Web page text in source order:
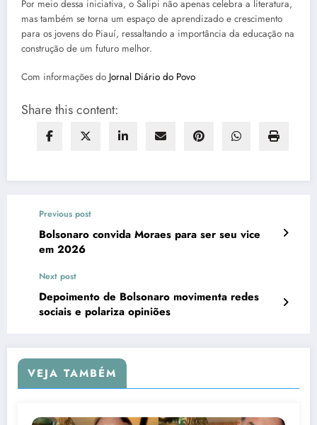
Por meio dessa iniciativa, o Salipi não apenas celebra a literatura,
mas também se torna um espaço de aprendizado e crescimento
para os jovens do Piauí, ressaltando a importância da educação na
construção de um futuro melhor.
Com informações do Jornal Diário do Povo
Share this content:
Previous post
Bolsonaro convida Moraes para ser seu vice
em 2026
Next post
Depoimento de Bolsonaro movimenta redes
sociais e polariza opiniões
VEJA TAMBÉM